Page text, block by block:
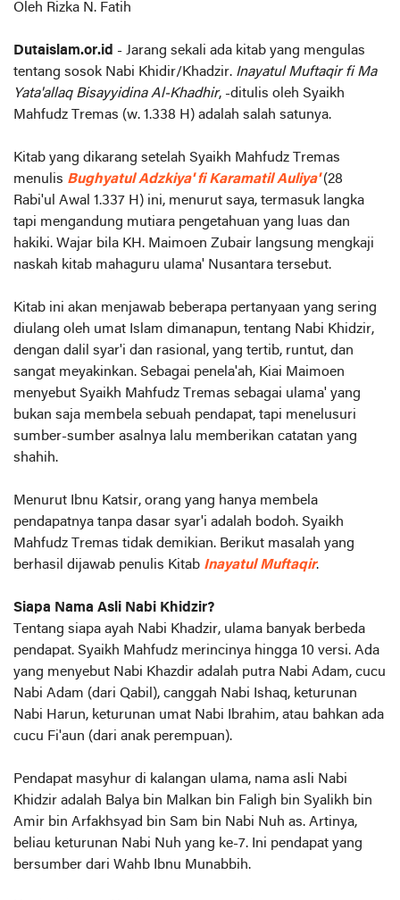
Oleh Rizka N. Fatih
Dutaislam.or.id - Jarang sekali ada kitab yang mengulas
tentang sosok Nabi Khidir/Khadzir. Inayatul Muftaqir fi Ma
Yata'allaq Bisayyidina Al-Khadhir, -ditulis oleh Syaikh
Mahfudz Tremas (w. 1.338 H) adalah salah satunya.
Kitab yang dikarang setelah Syaikh Mahfudz Tremas
menulis Bughyatul Adzkiya' fi Karamatil Auliya' (28
Rabi'ul Awal 1.337 H) ini, menurut saya, termasuk langka
tapi mengandung mutiara pengetahuan yang luas dan
hakiki. Wajar bila KH. Maimoen Zubair langsung mengkaji
naskah kitab mahaguru ulama' Nusantara tersebut.
Kitab ini akan menjawab beberapa pertanyaan yang sering
diulang oleh umat Islam dimanapun, tentang Nabi Khidzir,
dengan dalil syar'i dan rasional, yang tertib, runtut, dan
sangat meyakinkan. Sebagai penela'ah, Kiai Maimoen
menyebut Syaikh Mahfudz Tremas sebagai ulama' yang
bukan saja membela sebuah pendapat, tapi menelusuri
sumber-sumber asalnya lalu memberikan catatan yang
shahih.
Menurut Ibnu Katsir, orang yang hanya membela
pendapatnya tanpa dasar syar'i adalah bodoh. Syaikh
Mahfudz Tremas tidak demikian. Berikut masalah yang
berhasil dijawab penulis Kitab Inayatul Muftaqir.
Siapa Nama Asli Nabi Khidzir?
Tentang siapa ayah Nabi Khadzir, ulama banyak berbeda
pendapat. Syaikh Mahfudz merincinya hingga 10 versi. Ada
yang menyebut Nabi Khazdir adalah putra Nabi Adam, cucu
Nabi Adam (dari Qabil), canggah Nabi Ishaq, keturunan
Nabi Harun, keturunan umat Nabi Ibrahim, atau bahkan ada
cucu Fi'aun (dari anak perempuan).
Pendapat masyhur di kalangan ulama, nama asli Nabi
Khidzir adalah Balya bin Malkan bin Faligh bin Syalikh bin
Amir bin Arfakhsyad bin Sam bin Nabi Nuh as. Artinya,
beliau keturunan Nabi Nuh yang ke-7. Ini pendapat yang
bersumber dari Wahb Ibnu Munabbih.